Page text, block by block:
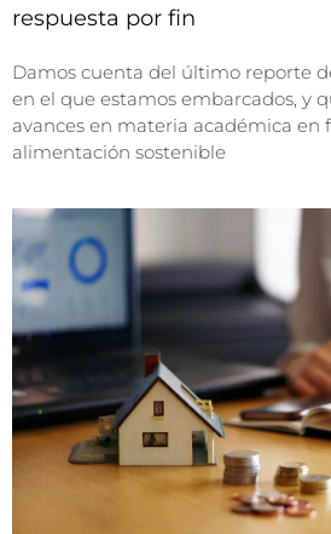
respuesta por fin
Damos cuenta del último reporte
en el que estamos embarcados, y
avances en materia académica en
alimentación sostenible